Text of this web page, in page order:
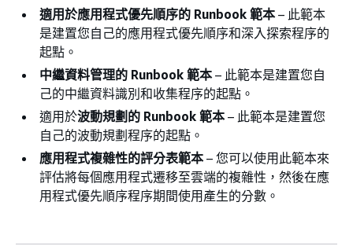
適用於應用程式優先順序的 Runbook 範本– 此範本
是建置您自己的應用程式優先順序和深入探索程序的
起點。
中繼資料管理的 Runbook 範本– 此範本是建置您自
己的中繼資料識別和收集程序的起點。
適用於波動規劃的 Runbook 範本– 此範本是建置您
自己的波動規劃程序的起點。
應用程式複雜性的評分表範本– 您可以使用此範本來
評估將每個應用程式遷移至雲端的複雜性，然後在應
用程式優先順序程序期間使用產生的分數。